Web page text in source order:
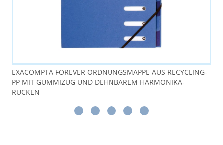
EXACOMPTA FOREVER ORDNUNGSMAPPE AUS RECYCLING-
PP MIT GUMMIZUG UND DEHNBAREM HARMONIKA-
RÜCKEN